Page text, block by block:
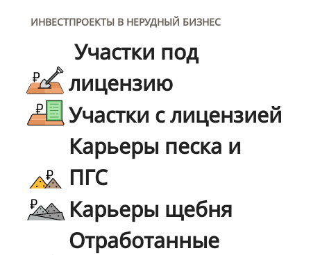
ИНВЕСТПРОЕКТЫ В НЕРУДНЫЙ БИЗНЕС
Участки под
лицензию
Участки с лицензией
Карьеры песка и
ПГС
Карьеры щебня
Отработанные